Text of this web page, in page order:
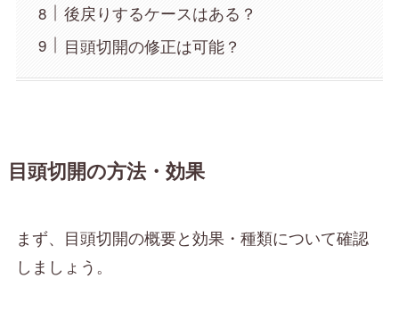
後戻りするケースはある？
目頭切開の修正は可能？
目頭切開の方法・効果
まず、目頭切開の概要と効果・種類について確認
しましょう。